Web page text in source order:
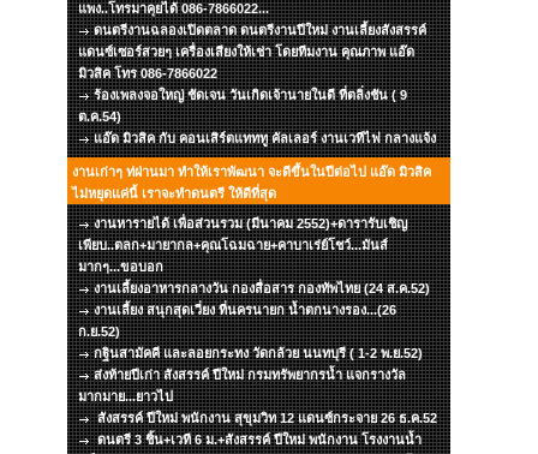
แพง..โทรมาคุยได้ 086-7866022...
ดนตรีงานฉลองเปิดตลาด ดนตรีงานปีใหม่ งานเลี้ยงสังสรรค์
แดนซ์เซอร์สวยๆ เครื่องเสียงให้เช่า โดยทีมงาน คุณภาพ แอ๊ด
มิวสิค โทร 086-7866022
ร้องเพลงจอใหญ่ ชัดเจน วันเกิดเจ้านายในดี ที่ตลิ่งชัน ( 9
ต.ค.54)
แอ๊ด มิวสิค กับ คอนเสิร์ตแทททู คัลเลอร์ งานเวทีไฟ กลางแจ้ง
งานเก่าๆ ท่ผ่านมา ทำให้เราพัฒนา จะดีขึ้นในปีต่อไป แอ๊ด มิวสิค
ไม่หยุดแค่นี้ เราจะทำดนตรี ให้ดีที่สุด
งานหารายได้ เพื่อส่วนรวม (มีนาคม 2552)+ดารารับเชิญ
เพียบ..ตลก+มายากล+คุณโฉมฉาย+คาบาเร่ย์โชว์...มันส์
มากๆ...ขอบอก
งานเลี้ยงอาหารกลางวัน กองสื่อสาร กองทัพไทย (24 ส.ค.52)
งานเลี้ยง สนุกสุดเวี่ยง ที่นครนายก น้ำตกนางรอง...(26
ก.ย.52)
กฐินสามัคคี และลอยกระทง วัดกล้วย นนทบุรี ( 1-2 พ.ย.52)
ส่งท้ายปีเก่า สังสรรค์ ปีใหม่ กรมทรัพยากรน้ำ แจกรางวัล
มากมาย...ยาวไป
สังสรรค์ ปีใหม่ พนักงาน สุขุมวิท 12 แดนซ์กระจาย 26 ธ.ค.52
ดนตรี 3 ชิ้น+เวที 6 ม.+สังสรรค์ ปีใหม่ พนักงาน โรงงานน้ำ